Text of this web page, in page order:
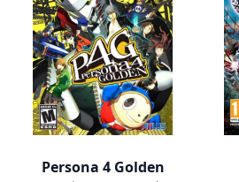
Persona 4 Golden